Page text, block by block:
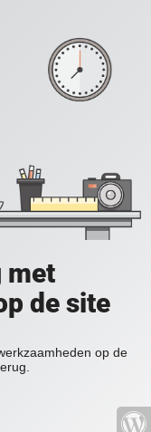
met
de site
op de